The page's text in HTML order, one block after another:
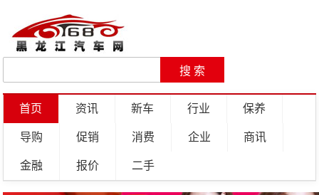
首页 资讯 新车 行业 保养
导购 促销 消费 企业 商讯
金融 报价 二手